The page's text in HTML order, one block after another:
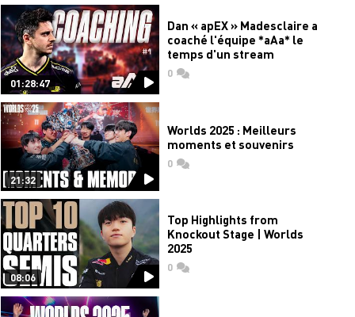
01:28:47
Dan « apEX » Madesclaire a
coaché l'équipe *aAa* le
temps d'un stream
0commentaires
21:32
Worlds 2025 : Meilleurs
moments et souvenirs
0commentaires
08:06
Top Highlights from
Knockout Stage | Worlds
2025
0commentaires